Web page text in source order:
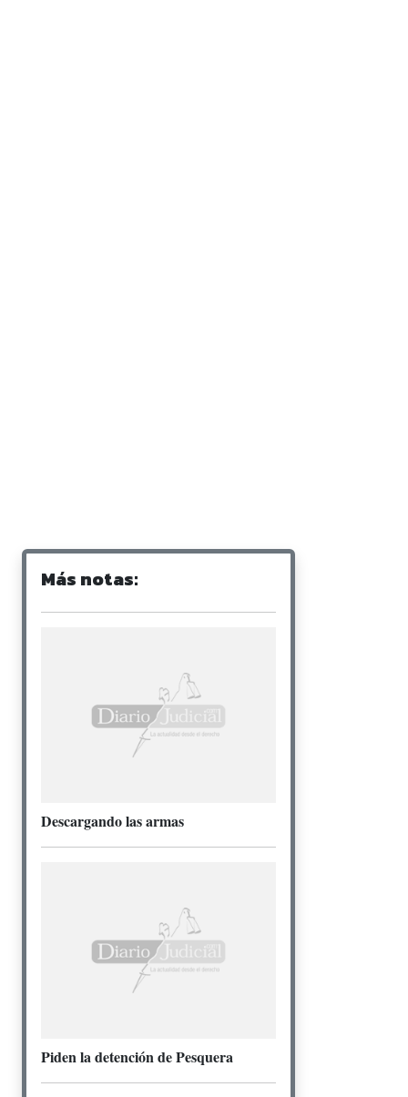
Más notas:
Descargando las armas
Piden la detención de Pesquera